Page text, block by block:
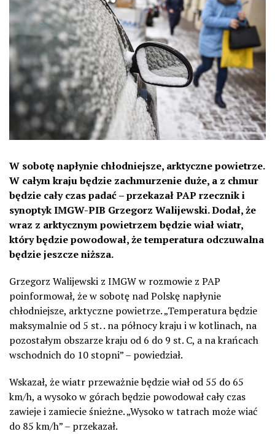
W sobotę napłynie chłodniejsze, arktyczne powietrze.
W całym kraju będzie zachmurzenie duże, a z chmur
będzie cały czas padać – przekazał PAP rzecznik i
synoptyk IMGW-PIB Grzegorz Walijewski. Dodał, że
wraz z arktycznym powietrzem będzie wiał wiatr,
który będzie powodował, że temperatura odczuwalna
będzie jeszcze niższa.
Grzegorz Walijewski z IMGW w rozmowie z PAP
poinformował, że w sobotę nad Polskę napłynie
chłodniejsze, arktyczne powietrze. „Temperatura będzie
maksymalnie od 5 st. . na północy kraju i w kotlinach, na
pozostałym obszarze kraju od 6 do 9 st. C, a na krańcach
wschodnich do 10 stopni” – powiedział.
Wskazał, że wiatr przeważnie będzie wiał od 55 do 65
km/h, a wysoko w górach będzie powodował cały czas
zawieje i zamiecie śnieżne. „Wysoko w tatrach może wiać
do 85 km/h” – przekazał.